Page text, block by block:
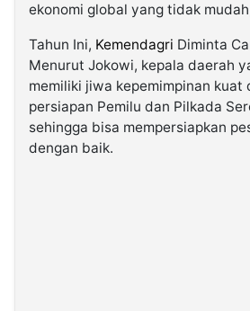
ekonomi global yang tidak
Tahun Ini, Kemendagri Diminta
Menurut Jokowi, kepala daerah
memiliki jiwa kepemimpinan
persiapan Pemilu dan Pilkada
sehingga bisa mempersiapkan
dengan baik.